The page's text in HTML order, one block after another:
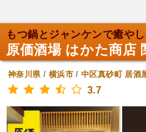
もつ鍋とジャンケンで癒やし
原価酒場 はかた商店
神奈川県/ 横浜市/中区真砂町 居酒
3.7